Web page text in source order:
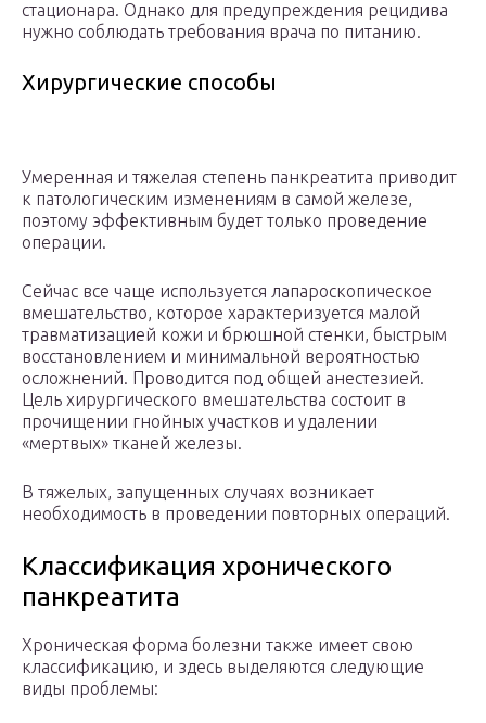
стационара. Однако для предупреждения рецидива
нужно соблюдать требования врача по питанию.
Хирургические способы
Умеренная и тяжелая степень панкреатита приводит
к патологическим изменениям в самой железе,
поэтому эффективным будет только проведение
операции.
Сейчас все чаще используется лапароскопическое
вмешательство, которое характеризуется малой
травматизацией кожи и брюшной стенки, быстрым
восстановлением и минимальной вероятностью
осложнений. Проводится под общей анестезией.
Цель хирургического вмешательства состоит в
прочищении гнойных участков и удалении
«мертвых» тканей железы.
В тяжелых, запущенных случаях возникает
необходимость в проведении повторных операций.
Классификация хронического
панкреатита
Хроническая форма болезни также имеет свою
классификацию, и здесь выделяются следующие
виды проблемы: